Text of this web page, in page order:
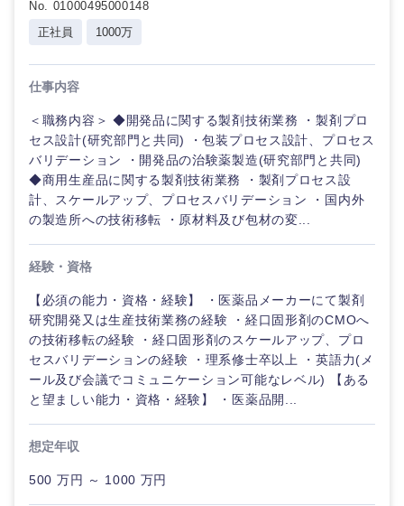
No. 01000495000148
正社員
1000万
仕事内容
＜職務内容＞ ◆開発品に関する製剤技術業務 ・製剤プロ
セス設計(研究部門と共同) ・包装プロセス設計、プロセス
バリデーション ・開発品の治験薬製造(研究部門と共同)
◆商用生産品に関する製剤技術業務 ・製剤プロセス設
計、スケールアップ、プロセスバリデーション ・国内外
の製造所への技術移転 ・原材料及び包材の変...
経験・資格
【必須の能力・資格・経験】 ・医薬品メーカーにて製剤
研究開発又は生産技術業務の経験 ・経口固形剤のCMOへ
の技術移転の経験 ・経口固形剤のスケールアップ、プロ
セスバリデーションの経験 ・理系修士卒以上 ・英語力(メ
ール及び会議でコミュニケーション可能なレベル) 【ある
と望ましい能力・資格・経験】 ・医薬品開...
想定年収
500 万円 ～ 1000 万円